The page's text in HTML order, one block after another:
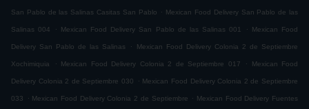
San Pablo de las Salinas Casitas San Pablo . Mexican Food Delivery San Pablo de las
Salinas 004 . Mexican Food Delivery San Pablo de las Salinas 001 . Mexican Food
Delivery San Pablo de las Salinas . Mexican Food Delivery Colonia 2 de Septiembre
Xochimiquia . Mexican Food Delivery Colonia 2 de Septiembre 017 . Mexican Food
Delivery Colonia 2 de Septiembre 030 . Mexican Food Delivery Colonia 2 de Septiembre
033 . Mexican Food Delivery Colonia 2 de Septiembre . Mexican Food Delivery Fuentes